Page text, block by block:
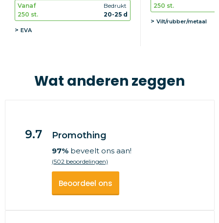
Vanaf
250 st.
Bedrukt
20-25 d
EVA
250 st.
Vilt/rubber/metaal
Wat anderen zeggen
9.7 Promothing
97%beveelt ons aan!
(502 beoordelingen)
Beoordeel ons